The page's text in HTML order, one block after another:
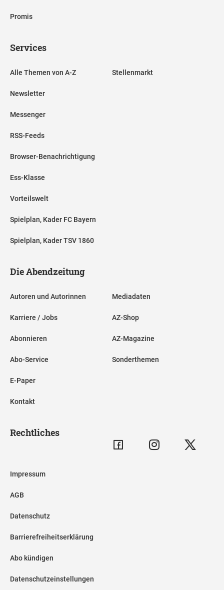
Promis
Services
Alle Themen von A-Z
Newsletter
Messenger
RSS-Feeds
Browser-Benachrichtigung
Ess-Klasse
Vorteilswelt
Spielplan, Kader FC Bayern
Spielplan, Kader TSV 1860
Stellenmarkt
Die Abendzeitung
Autoren und Autorinnen
Karriere / Jobs
Abonnieren
Abo-Service
E-Paper
Kontakt
Mediadaten
AZ-Shop
AZ-Magazine
Sonderthemen
Rechtliches
Impressum
AGB
Datenschutz
Barrierefreiheitserklärung
Abo kündigen
Datenschutzeinstellungen